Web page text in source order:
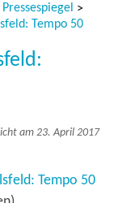
Pressespiegel >
Tempo 50
am 23. April 2017
Tempo 50